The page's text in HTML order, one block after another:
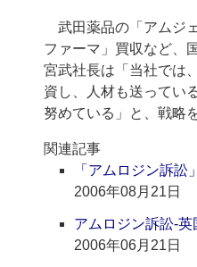
武田薬品の「アムジ
ファーマ」買収など、
宮武社長は「当社では
資し、人材も送ってい
努めている」と、戦略
関連記事
「アムロジン訴訟
2006年08月21日
アムロジン訴訟‐
2006年06月21日